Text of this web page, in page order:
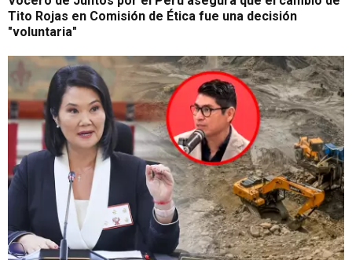
Tito Rojas en Comisión de Ética fue una decisión
"voluntaria"